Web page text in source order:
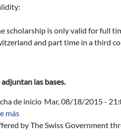
scholarship is only valid for full
and part time in a third
adjuntan las bases.
de inicio Mar, 08/18/2015 -
mássobre Ofrecimiento n.o
by The Swiss Government